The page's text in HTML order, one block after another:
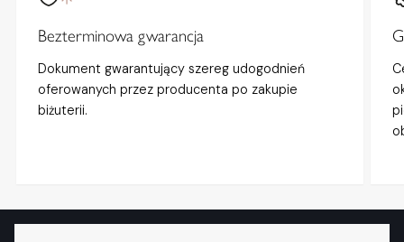
Bezterminowa gwarancja
Dokument gwarantujący szereg udogodnień
oferowanych przez producenta po zakupie
biżuterii.